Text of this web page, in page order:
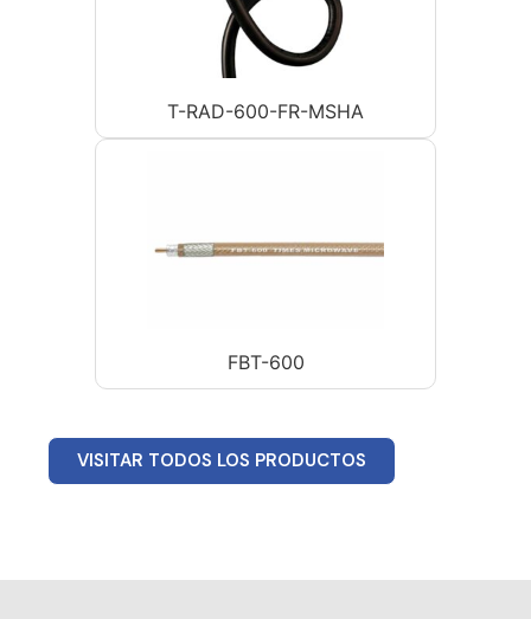
T-RAD-600-FR-MSHA
FBT-600
VISITAR TODOS LOS PRODUCTOS